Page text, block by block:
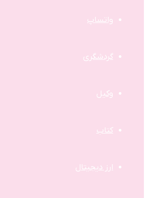
واتساپ
گردشگری
وکیل
کتاب
ارز دیجیتال